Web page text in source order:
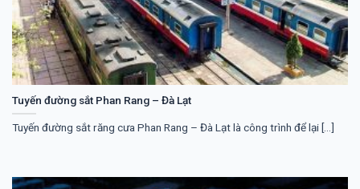
Tuyến đường sắt Phan Rang – Đà Lạt
Tuyến đường sắt răng cưa Phan Rang – Đà Lạt là công trình để lại [...]